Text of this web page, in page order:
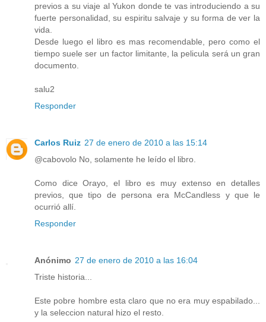
previos a su viaje al Yukon donde te vas introduciendo a su
fuerte personalidad, su espiritu salvaje y su forma de ver la
vida.
Desde luego el libro es mas recomendable, pero como el
tiempo suele ser un factor limitante, la pelicula será un gran
documento.
salu2
Responder
Carlos Ruiz 27 de enero de 2010 a las 15:14
@cabovolo No, solamente he leído el libro.
Como dice Orayo, el libro es muy extenso en detalles
previos, que tipo de persona era McCandless y que le
ocurrió allí.
Responder
Anónimo 27 de enero de 2010 a las 16:04
Triste historia...
Este pobre hombre esta claro que no era muy espabilado...
y la seleccion natural hizo el resto.